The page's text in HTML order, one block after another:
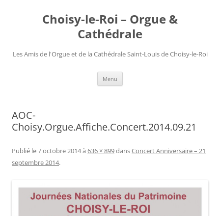
Choisy-le-Roi – Orgue &
Cathédrale
Les Amis de l'Orgue et de la Cathédrale Saint-Louis de Choisy-le-Roi
Menu
AOC-
Choisy.Orgue.Affiche.Concert.2014.09.21
Publié le7 octobre 2014à 636 × 899dansConcert Anniversaire – 21
septembre 2014.